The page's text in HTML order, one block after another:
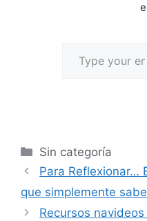
Sin categoría
Para Reflexionar…
que simplemente
Recursos